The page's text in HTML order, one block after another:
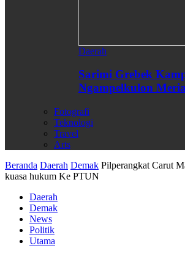
Daerah
Sarimi Grebek
Ngampelkulon
Fotografi
Teknologi
Travel
Arts
Beranda Daerah Demak Pilperangkat Carut
kuasa hukum Ke PTUN
Daerah
Demak
News
Politik
Utama